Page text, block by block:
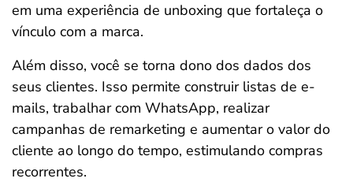
em uma experiência de unboxing que fortaleça o
vínculo com a marca.
Além disso, você se torna dono dos dados dos
seus clientes. Isso permite construir listas de e-
mails, trabalhar com WhatsApp, realizar
campanhas de remarketing e aumentar o valor do
cliente ao longo do tempo, estimulando compras
recorrentes.